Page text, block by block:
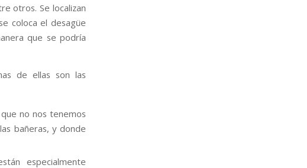
otros. Se localizan
coloca el desagüe
que se podría
de ellas son las
no nos tenemos
bañeras, y donde
especialmente